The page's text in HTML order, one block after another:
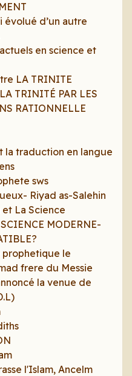
évolué d’un autre
en science et
LA TRINITE
TRINITÉ PAR LES
RATIONNELLE
la traduction en langue
sws
Riyad as-Salehin
et La Science
MODERNE-
prophetique le
frere du Messie
la venue de
l'Islam, Ancelm